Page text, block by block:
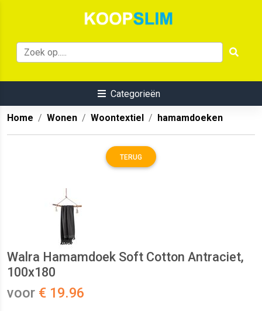
Categorieën
Home Wonen Woontextiel hamamdoeken
TERUG
Walra Hamamdoek Soft Cotton Antraciet,
100x180
voor € 19.96